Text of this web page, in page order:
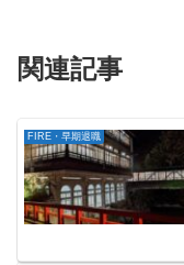
関連記事
FIRE・早期退職